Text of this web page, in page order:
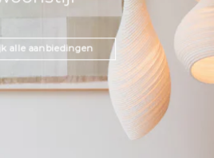
alle aanbiedingen